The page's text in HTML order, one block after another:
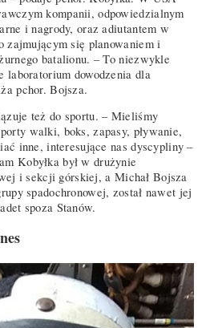
kompanii, odpowiedzialnym
i nagrody, oraz adiutantem w
zajmującym się planowaniem i
batalionu. – To niezwykle
laboratorium dowodzenia dla
pchor. Bojsza.
też do sportu. – Mieliśmy
walki, boks, zapasy, pływanie,
inne, interesujące nas dyscypliny –
Kobyłka był w drużynie
i sekcji górskiej, a Michał Bojsza
spadochronowej, został nawet jej
spoza Stanów.